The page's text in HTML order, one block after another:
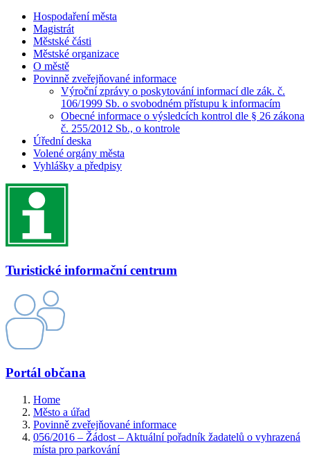
Hospodaření města
Magistrát
Městské části
Městské organizace
O městě
Povinně zveřejňované informace
Výroční zprávy o poskytování informací dle zák. č.
106/1999 Sb. o svobodném přístupu k informacím
Obecné informace o výsledcích kontrol dle § 26 zákona
č. 255/2012 Sb., o kontrole
Úřední deska
Volené orgány města
Vyhlášky a předpisy
Turistické informační centrum
Portál občana
Home
Město a úřad
Povinně zveřejňované informace
056/2016 – Žádost – Aktuální pořadník žadatelů o vyhrazená
místa pro parkování